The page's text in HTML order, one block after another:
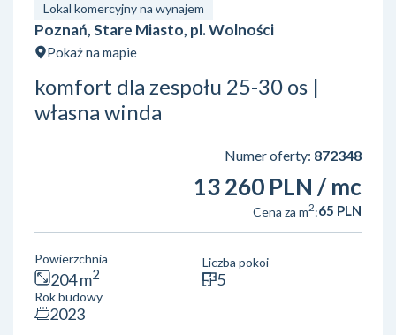
Lokal komercyjny na wynajem
Poznań, Stare Miasto, pl. Wolności
Pokaż na mapie
komfort dla zespołu 25-30 os |
własna winda
Numer oferty: 872348
13 260 PLN / mc
Cena za m2:65 PLN
Powierzchnia
204 m2
Liczba pokoi
5
Rok budowy
2023